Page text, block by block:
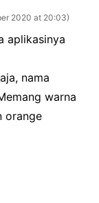
2020 at 20:03
aplikasinya
nama
warna
orange